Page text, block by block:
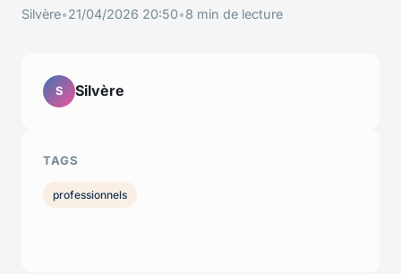
Silvère•21/04/2026 20:50•8 min de lecture
S Silvère
TAGS
professionnels